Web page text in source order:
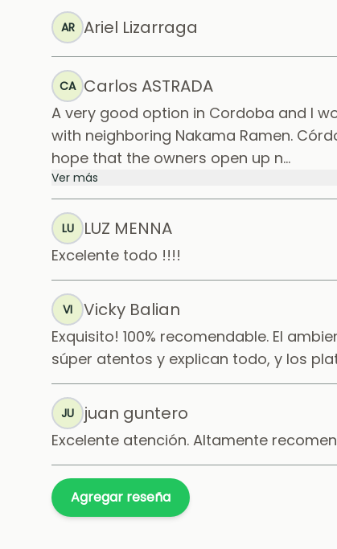
AR Ariel Lizarraga
CA Carlos ASTRADA
A very good option in Cordoba and I
with neighboring Nakama Ramen.
hope that the owners open up n...
Ver más
LU LUZ MENNA
Excelente todo !!!!
VI Vicky Balian
Exquisito! 100% recomendable. El
súper atentos y explican todo, y los
JU juan guntero
Excelente atención. Altamente
Agregar reseña